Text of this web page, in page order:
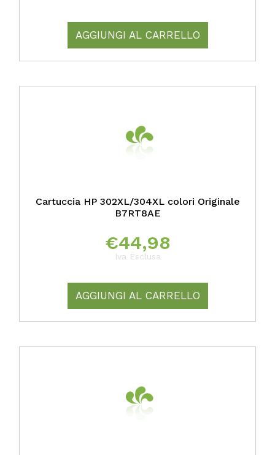
AGGIUNGI AL CARRELLO
Cartuccia HP 302XL/304XL colori Originale
B7RT8AE
€44,98
Iva Esclusa
AGGIUNGI AL CARRELLO